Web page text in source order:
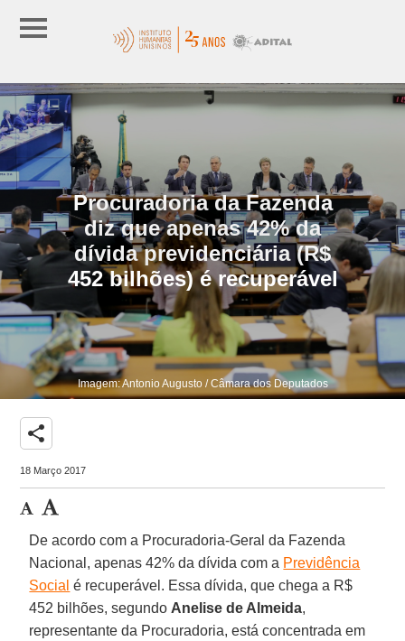
Procuradoria da Fazenda
diz que apenas 42% da
dívida previdenciária (R$
452 bilhões) é recuperável
Imagem: Antonio Augusto / Câmara dos Deputados
share
18 Março 2017
De acordo com a Procuradoria-Geral da Fazenda
Nacional, apenas 42% da dívida com a Previdência
Social é recuperável. Essa dívida, que chega a R$
452 bilhões, segundo Anelise de Almeida,
representante da Procuradoria, está concentrada em